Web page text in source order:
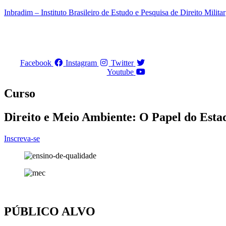
Ir
Inbradim – Instituto Brasileiro de Estudo e Pesquisa de Direito Militar
Facebook Instagram
Twitter
Youtube
Curso
Direito e Meio Ambiente: O Papel do
Inscreva-se
PÚBLICO ALVO